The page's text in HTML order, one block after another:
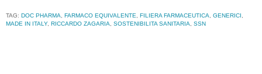
TAG: DOC PHARMA, FARMACO EQUIVALENTE, FILIERA FARMACEUTICA, GENERICI,
MADE IN ITALY, RICCARDO ZAGARIA, SOSTENIBILITA SANITARIA, SSN